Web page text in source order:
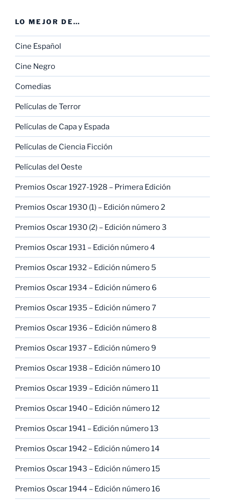
LO MEJOR DE…
Cine Español
Cine Negro
Comedias
Películas de Terror
Películas de Capa y Espada
Películas de Ciencia Ficción
Películas del Oeste
Premios Oscar 1927-1928 – Primera Edición
Premios Oscar 1930 (1) – Edición número 2
Premios Oscar 1930 (2) – Edición número 3
Premios Oscar 1931 – Edición número 4
Premios Oscar 1932 – Edición número 5
Premios Oscar 1934 – Edición número 6
Premios Oscar 1935 – Edición número 7
Premios Oscar 1936 – Edición número 8
Premios Oscar 1937 – Edición número 9
Premios Oscar 1938 – Edición número 10
Premios Oscar 1939 – Edición número 11
Premios Oscar 1940 – Edición número 12
Premios Oscar 1941 – Edición número 13
Premios Oscar 1942 – Edición número 14
Premios Oscar 1943 – Edición número 15
Premios Oscar 1944 – Edición número 16